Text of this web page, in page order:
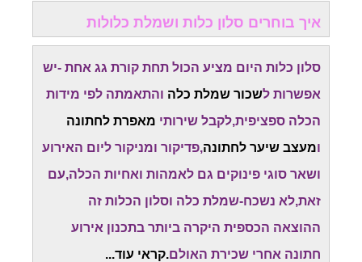
איך בוחרים סלון כלות ושמלת כלולות
סלון כלות היום מציע הכול תחת קורת גג אחת -יש
אפשרות לשכור שמלת כלה והתאמתה לפי מידות
הכלה ספציפית,לקבל שירותי מאפרת לחתונה
ומעצב שיער לחתונה,פדיקור ומניקור ליום האירוע
ושאר סוגי פינוקים גם לאמהות ואחיות הכלה,עם
זאת,לא נשכח-שמלת כלה וסלון הכלות זה
ההוצאה הכספית היקרה ביותר בתכנון אירוע
חתונה אחרי שכירת האולם.קראי עוד...